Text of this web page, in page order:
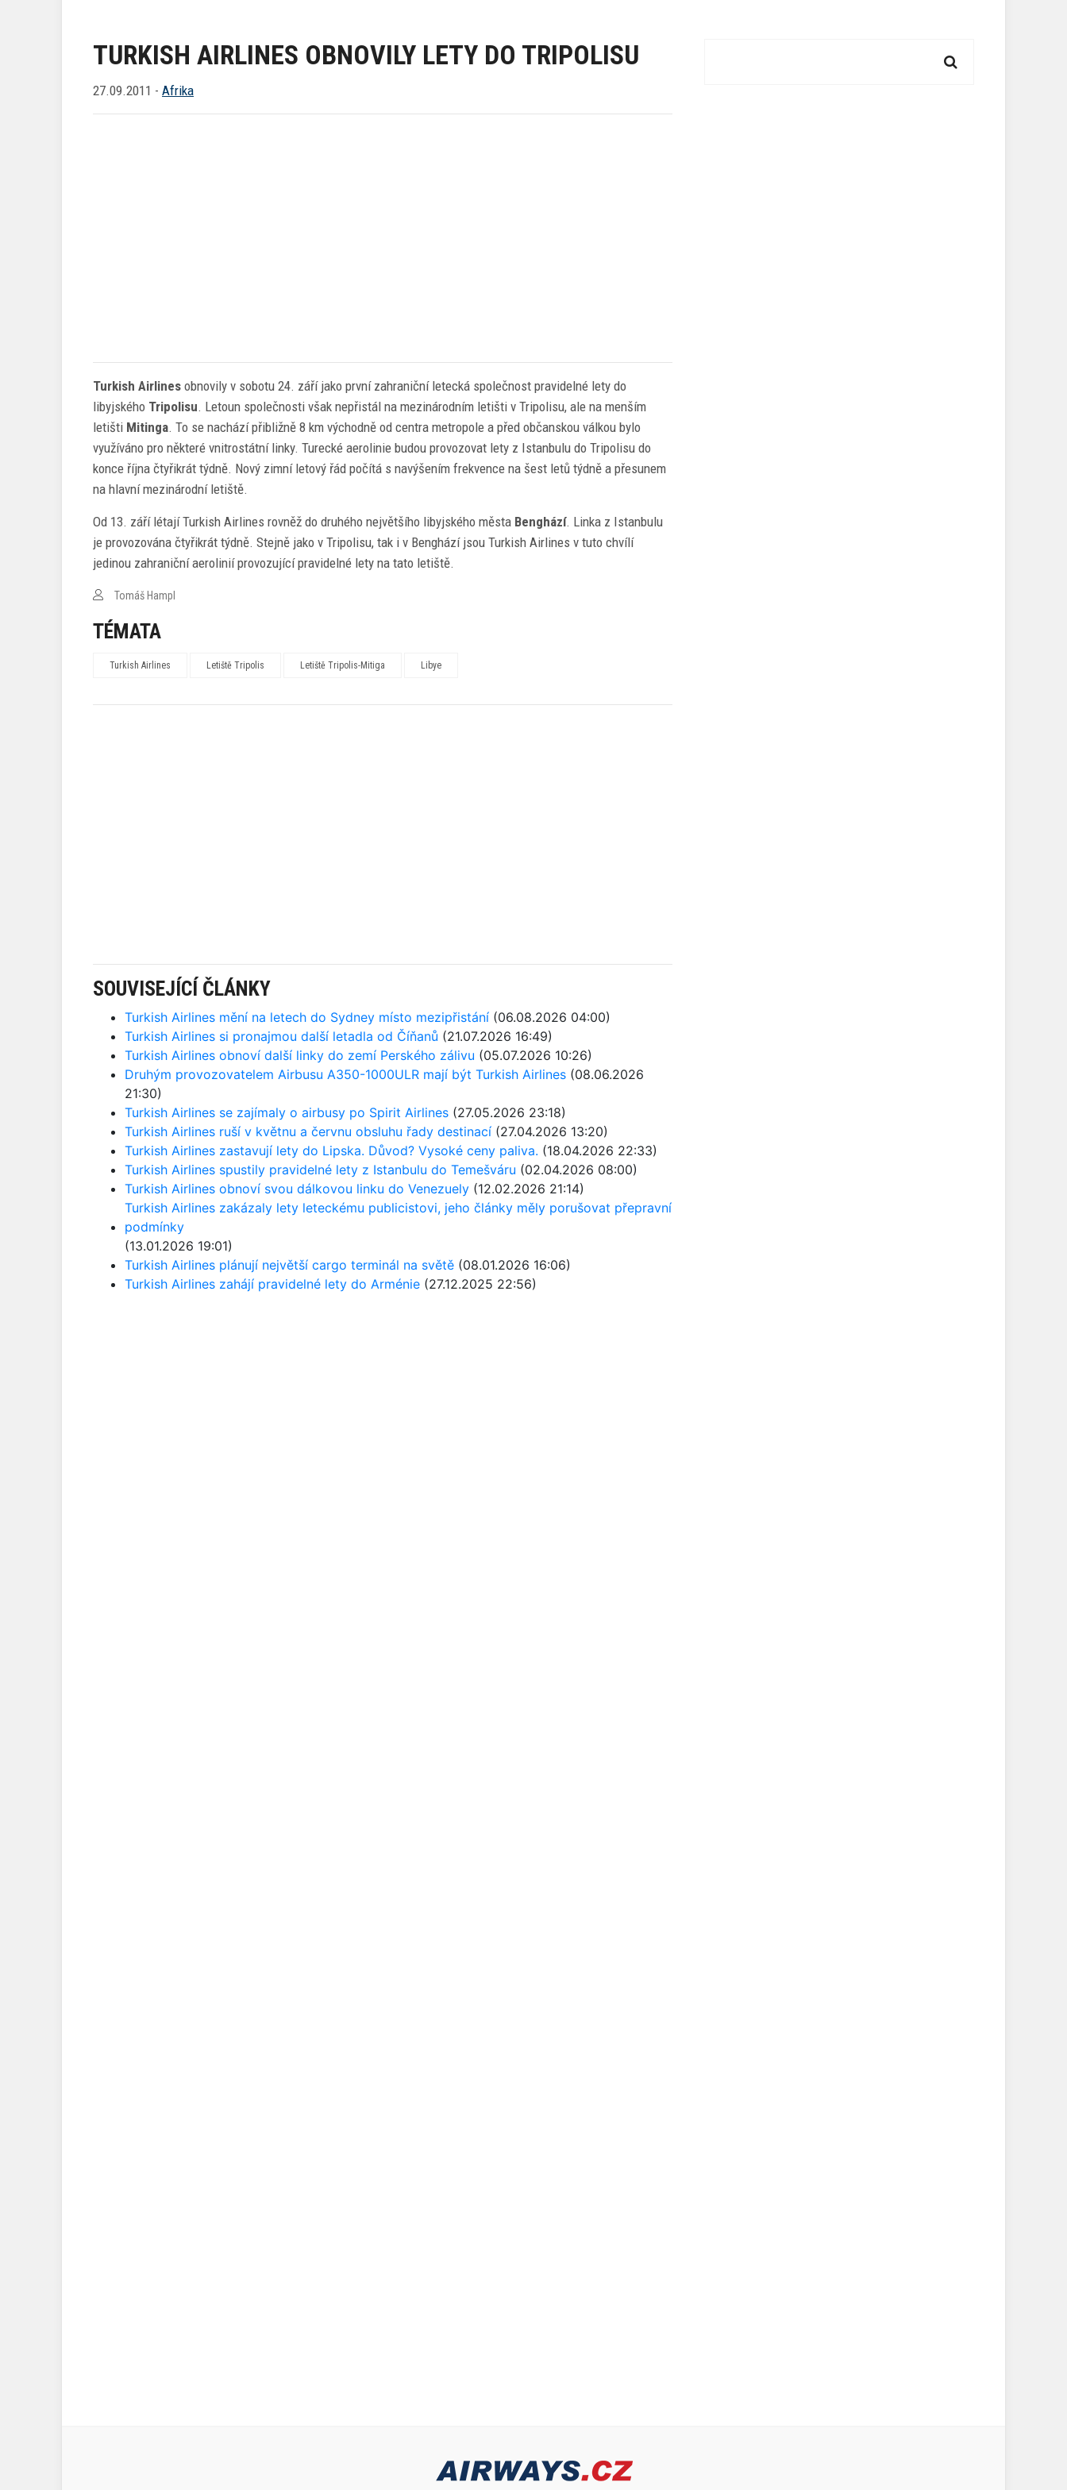
TURKISH AIRLINES OBNOVILY LETY DO TRIPOLISU
27.09.2011 - Afrika
Turkish Airlines obnovily v sobotu 24. září jako první zahraniční letecká společnost pravidelné lety do
libyjského Tripolisu. Letoun společnosti však nepřistál na mezinárodním letišti v Tripolisu, ale na menším
letišti Mitinga. To se nachází přibližně 8 km východně od centra metropole a před občanskou válkou bylo
využíváno pro některé vnitrostátní linky. Turecké aerolinie budou provozovat lety z Istanbulu do Tripolisu do
konce října čtyřikrát týdně. Nový zimní letový řád počítá s navýšením frekvence na šest letů týdně a přesunem
na hlavní mezinárodní letiště.
Od 13. září létají Turkish Airlines rovněž do druhého největšího libyjského města Benghází. Linka z Istanbulu
je provozována čtyřikrát týdně. Stejně jako v Tripolisu, tak i v Benghází jsou Turkish Airlines v tuto chvílí
jedinou zahraniční aerolinií provozující pravidelné lety na tato letiště.
Tomáš Hampl
TÉMATA
Turkish Airlines Letiště Tripolis Letiště Tripolis-Mitiga Libye
SOUVISEJÍCÍ ČLÁNKY
Turkish Airlines mění na letech do Sydney místo mezipřistání (06.08.2026 04:00)
Turkish Airlines si pronajmou další letadla od Číňanů (21.07.2026 16:49)
Turkish Airlines obnoví další linky do zemí Perského zálivu (05.07.2026 10:26)
Druhým provozovatelem Airbusu A350-1000ULR mají být Turkish Airlines (08.06.2026
21:30)
Turkish Airlines se zajímaly o airbusy po Spirit Airlines (27.05.2026 23:18)
Turkish Airlines ruší v květnu a červnu obsluhu řady destinací (27.04.2026 13:20)
Turkish Airlines zastavují lety do Lipska. Důvod? Vysoké ceny paliva. (18.04.2026 22:33)
Turkish Airlines spustily pravidelné lety z Istanbulu do Temešváru (02.04.2026 08:00)
Turkish Airlines obnoví svou dálkovou linku do Venezuely (12.02.2026 21:14)
Turkish Airlines zakázaly lety leteckému publicistovi, jeho články měly porušovat přepravní
podmínky
(13.01.2026 19:01)
Turkish Airlines plánují největší cargo terminál na světě (08.01.2026 16:06)
Turkish Airlines zahájí pravidelné lety do Arménie (27.12.2025 22:56)